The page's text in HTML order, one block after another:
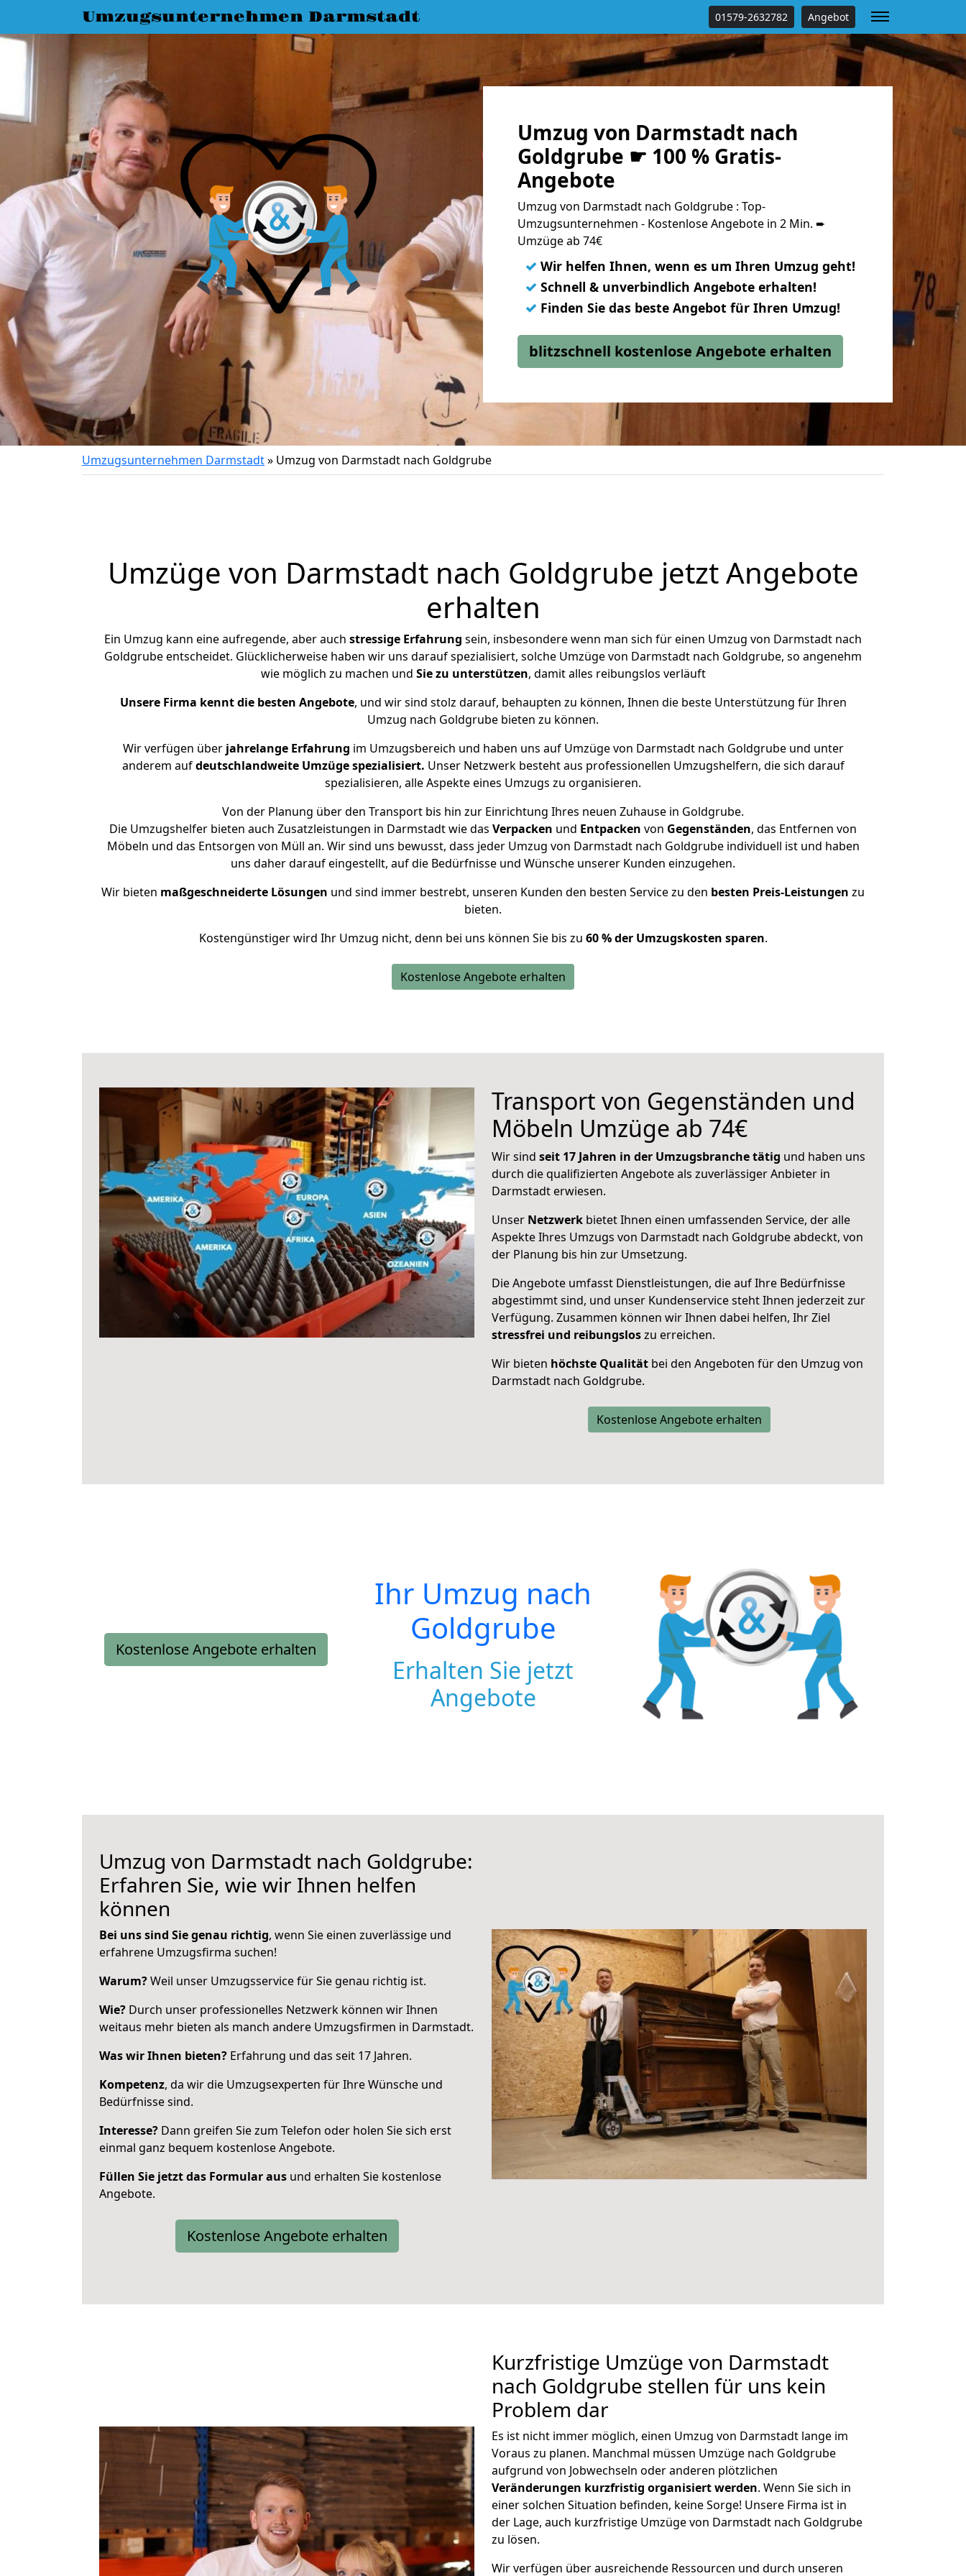
Umzugsunternehmen Darmstadt 01579-2632782 Angebot
Umzug von Darmstadt nach
Goldgrube ☛ 100 % Gratis-
Angebote
Umzug von Darmstadt nach Goldgrube : Top-
Umzugsunternehmen - Kostenlose Angebote in 2 Min. ➨
Umzüge ab 74€
✓ Wir helfen Ihnen, wenn es um Ihren Umzug geht!
✓ Schnell & unverbindlich Angebote erhalten!
✓ Finden Sie das beste Angebot für Ihren Umzug!
blitzschnell kostenlose Angebote erhalten
Umzugsunternehmen Darmstadt» Umzug von Darmstadt nach Goldgrube
Umzüge von Darmstadt nach Goldgrube jetzt Angebote
erhalten
Ein Umzug kann eine aufregende, aber auch stressige Erfahrung sein, insbesondere wenn man sich für einen Umzug von Darmstadt nach
Goldgrube entscheidet. Glücklicherweise haben wir uns darauf spezialisiert, solche Umzüge von Darmstadt nach Goldgrube, so angenehm
wie möglich zu machen und Sie zu unterstützen, damit alles reibungslos verläuft
Unsere Firma kennt die besten Angebote, und wir sind stolz darauf, behaupten zu können, Ihnen die beste Unterstützung für Ihren
Umzug nach Goldgrube bieten zu können.
Wir verfügen überjahrelange Erfahrung im Umzugsbereich und haben uns auf Umzüge von Darmstadt nach Goldgrube und unter
anderem aufdeutschlandweite Umzüge spezialisiert. Unser Netzwerk besteht aus professionellen Umzugshelfern, die sich darauf
spezialisieren, alle Aspekte eines Umzugs zu organisieren.
Von der Planung über den Transport bis hin zur Einrichtung Ihres neuen Zuhause in Goldgrube.
Die Umzugshelfer bieten auch Zusatzleistungen in Darmstadt wie das Verpacken und Entpacken von Gegenständen, das Entfernen von
Möbeln und das Entsorgen von Müll an. Wir sind uns bewusst, dass jeder Umzug von Darmstadt nach Goldgrube individuell ist und haben
uns daher darauf eingestellt, auf die Bedürfnisse und Wünsche unserer Kunden einzugehen.
Wir bieten maßgeschneiderte Lösungen und sind immer bestrebt, unseren Kunden den besten Service zu den besten Preis-Leistungen zu
bieten.
Kostengünstiger wird Ihr Umzug nicht, denn bei uns können Sie bis zu 60 % der Umzugskosten sparen.
Kostenlose Angebote erhalten
Transport von Gegenständen und
Möbeln Umzüge ab 74€
Wir sind seit 17 Jahren in der Umzugsbranche tätig und haben uns
durch die qualifizierten Angebote als zuverlässiger Anbieter in
Darmstadt erwiesen.
Unser Netzwerk bietet Ihnen einen umfassenden Service, der alle
Aspekte Ihres Umzugs von Darmstadt nach Goldgrube abdeckt, von
der Planung bis hin zur Umsetzung.
Die Angebote umfasst Dienstleistungen, die auf Ihre Bedürfnisse
abgestimmt sind, und unser Kundenservice steht Ihnen jederzeit zur
Verfügung. Zusammen können wir Ihnen dabei helfen, Ihr Ziel
stressfrei und reibungsloszu erreichen.
Wir bieten höchste Qualität bei den Angeboten für den Umzug von
Darmstadt nach Goldgrube.
Kostenlose Angebote erhalten
Kostenlose Angebote erhalten
Ihr Umzug nach
Goldgrube
Erhalten Sie jetzt
Angebote
Umzug von Darmstadt nach Goldgrube:
Erfahren Sie, wie wir Ihnen helfen
können
Bei uns sind Sie genau richtig, wenn Sie einen zuverlässige und
erfahrene Umzugsfirma suchen!
Warum?Weil unser Umzugsservice für Sie genau richtig ist.
Wie? Durch unser professionelles Netzwerk können wir Ihnen
weitaus mehr bieten als manch andere Umzugsfirmen in Darmstadt.
Was wir Ihnen bieten? Erfahrung und das seit 17 Jahren.
Kompetenz, da wir die Umzugsexperten für Ihre Wünsche und
Bedürfnisse sind.
Interesse? Dann greifen Sie zum Telefon oder holen Sie sich erst
einmal ganz bequem kostenlose Angebote.
Füllen Sie jetzt das Formular aus und erhalten Sie kostenlose
Angebote.
Kostenlose Angebote erhalten
Kurzfristige Umzüge von Darmstadt
nach Goldgrube stellen für uns kein
Problem dar
Es ist nicht immer möglich, einen Umzug von Darmstadt lange im
Voraus zu planen. Manchmal müssen Umzüge nach Goldgrube
aufgrund von Jobwechseln oder anderen plötzlichen
Veränderungen kurzfristig organisiert werden. Wenn Sie sich in
einer solchen Situation befinden, keine Sorge! Unsere Firma ist in
der Lage, auch kurzfristige Umzüge von Darmstadt nach Goldgrube
zu lösen.
Wir verfügen über ausreichende Ressourcen und durch unseren